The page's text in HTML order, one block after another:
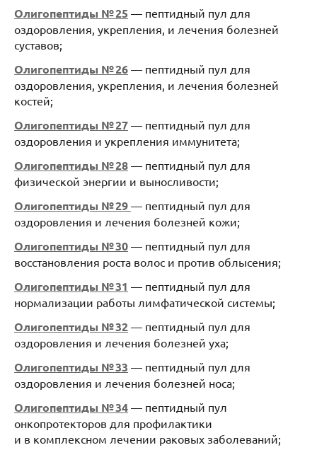
Олигопептиды № 25 — пептидный пул для
оздоровления, укрепления, и лечения болезней
суставов;
Олигопептиды № 26 — пептидный пул для
оздоровления, укрепления, и лечения болезней
костей;
Олигопептиды № 27 — пептидный пул для
оздоровления и укрепления иммунитета;
Олигопептиды № 28 — пептидный пул для
физической энергии и выносливости;
Олигопептиды № 29 — пептидный пул для
оздоровления и лечения болезней кожи;
Олигопептиды № 30 — пептидный пул для
восстановления роста волос и против облысения;
Олигопептиды № 31 — пептидный пул для
нормализации работы лимфатической системы;
Олигопептиды № 32 — пептидный пул для
оздоровления и лечения болезней уха;
Олигопептиды № 33 — пептидный пул для
оздоровления и лечения болезней носа;
Олигопептиды № 34 — пептидный пул
онкопротекторов для профилактики
и в комплексном лечении раковых заболеваний;